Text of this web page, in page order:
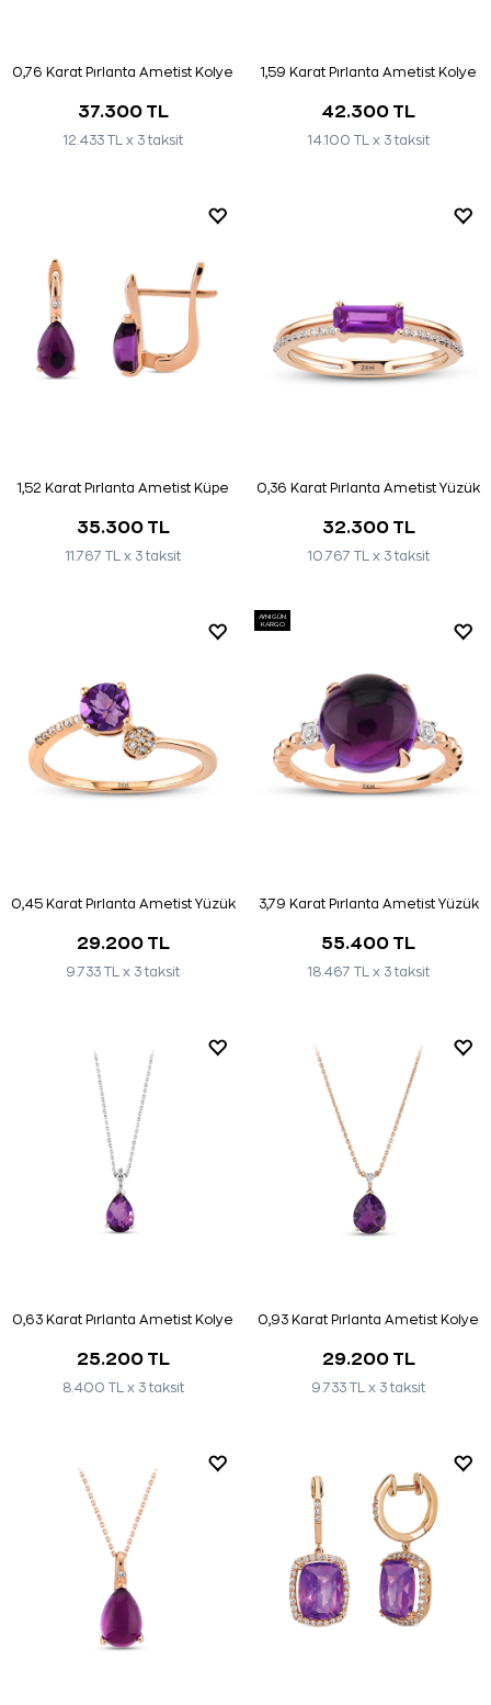
0,76 Karat Pırlanta Ametist Kolye
37.300 TL
12.433 TL x 3 taksit
1,59 Karat Pırlanta Ametist Kolye
42.300 TL
14.100 TL x 3 taksit
1,52 Karat Pırlanta Ametist Küpe
35.300 TL
11.767 TL x 3 taksit
0,36 Karat Pırlanta Ametist Yüzük
32.300 TL
10.767 TL x 3 taksit
0,45 Karat Pırlanta Ametist Yüzük
29.200 TL
9.733 TL x 3 taksit
AYNI GÜN
KARGO
3,79 Karat Pırlanta Ametist Yüzük
55.400 TL
18.467 TL x 3 taksit
0,63 Karat Pırlanta Ametist Kolye
25.200 TL
8.400 TL x 3 taksit
0,93 Karat Pırlanta Ametist Kolye
29.200 TL
9.733 TL x 3 taksit